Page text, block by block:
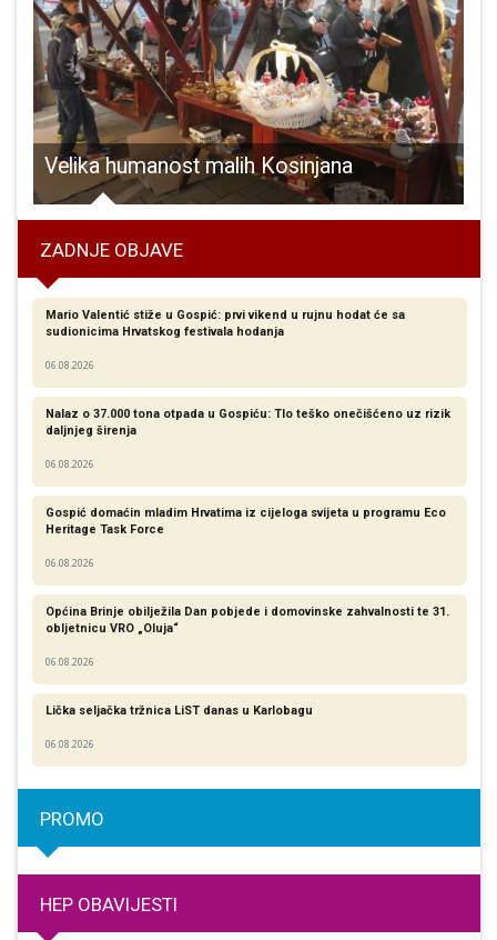
Velika humanost malih Kosinjana
ZADNJE OBJAVE
Mario Valentić stiže u Gospić: prvi vikend u rujnu hodat će sa
sudionicima Hrvatskog festivala hodanja
06.08.2026
Nalaz o 37.000 tona otpada u Gospiću: Tlo teško onečišćeno uz rizik
daljnjeg širenja
06.08.2026
Gospić domaćin mladim Hrvatima iz cijeloga svijeta u programu Eco
Heritage Task Force
06.08.2026
Općina Brinje obilježila Dan pobjede i domovinske zahvalnosti te 31.
obljetnicu VRO „Oluja“
06.08.2026
Lička seljačka tržnica LiST danas u Karlobagu
06.08.2026
PROMO
HEP OBAVIJESTI